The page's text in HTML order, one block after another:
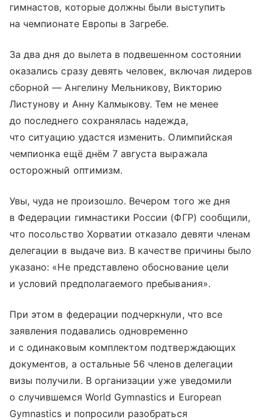
гимнастов, которые должны были выступить
на чемпионате Европы в Загребе.
За два дня до вылета в подвешенном состоянии
оказались сразу девять человек, включая лидеров
сборной — Ангелину Мельникову, Викторию
Листунову и Анну Калмыкову. Тем не менее
до последнего сохранялась надежда,
что ситуацию удастся изменить. Олимпийская
чемпионка ещё днём 7 августа выражала
осторожный оптимизм.
Увы, чуда не произошло. Вечером того же дня
в Федерации гимнастики России (ФГР) сообщили,
что посольство Хорватии отказало девяти членам
делегации в выдаче виз. В качестве причины было
указано: «Не представлено обоснование цели
и условий предполагаемого пребывания».
При этом в федерации подчеркнули, что все
заявления подавались одновременно
и с одинаковым комплектом подтверждающих
документов, а остальные 56 членов делегации
визы получили. В организации уже уведомили
о случившемся World Gymnastics и European
Gymnastics и попросили разобраться